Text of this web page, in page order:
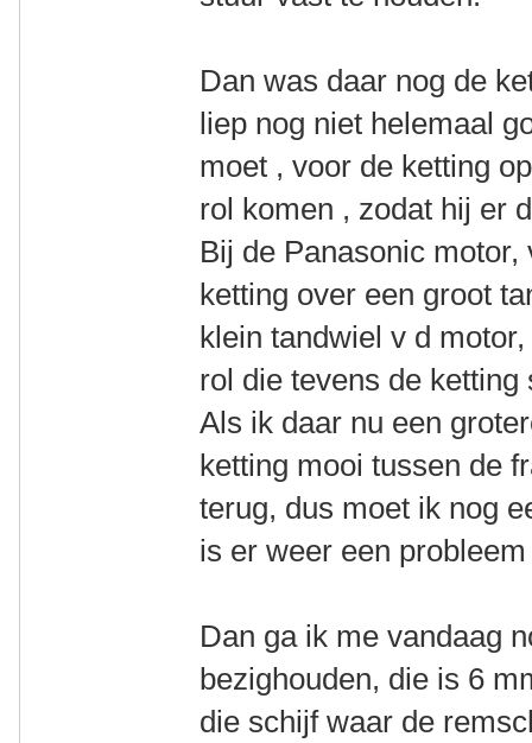
Dan was daar nog de
liep nog niet helemaal
moet , voor de ketting
rol komen , zodat hij er
Bij de Panasonic
ketting over een groot
klein tandwiel v d
rol die tevens de ketting
Als ik daar nu een
ketting mooi tussen de
terug, dus moet ik nog
is er weer een
Dan ga ik me vandaag
bezighouden, die is 6
die schijf waar de